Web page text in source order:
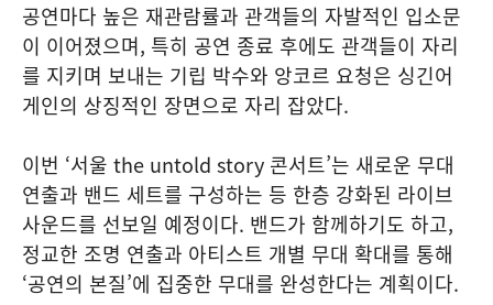
공연마다 높은 재관람률과 관객들의 자발적인 입소문
이 이어졌으며, 특히 공연 종료 후에도 관객들이 자리
를 지키며 보내는 기립 박수와 앙코르 요청은 싱긴어
게인의 상징적인 장면으로 자리 잡았다.
이번 ‘서울 the untold story 콘서트’는 새로운 무대
연출과 밴드 세트를 구성하는 등 한층 강화된 라이브
사운드를 선보일 예정이다. 밴드가 함께하기도 하고,
정교한 조명 연출과 아티스트 개별 무대 확대를 통해
‘공연의 본질’에 집중한 무대를 완성한다는 계획이다.